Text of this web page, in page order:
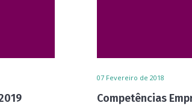
07 Fevereiro de 2018
Competências